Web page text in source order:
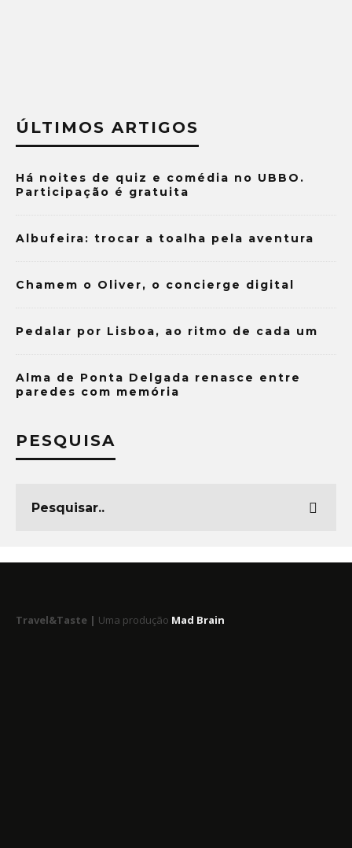
ÚLTIMOS ARTIGOS
Há noites de quiz e comédia no UBBO.
Participação é gratuita
Albufeira: trocar a toalha pela aventura
Chamem o Oliver, o concierge digital
Pedalar por Lisboa, ao ritmo de cada um
Alma de Ponta Delgada renasce entre
paredes com memória
PESQUISA
Travel&Taste | Uma produção Mad Brain